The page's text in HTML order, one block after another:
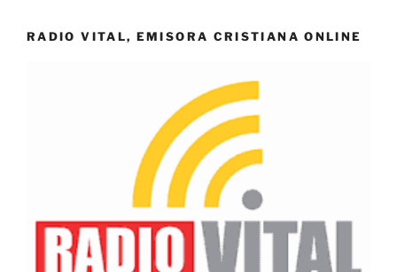
RADIO VITAL, EMISORA CRISTIANA ONLINE